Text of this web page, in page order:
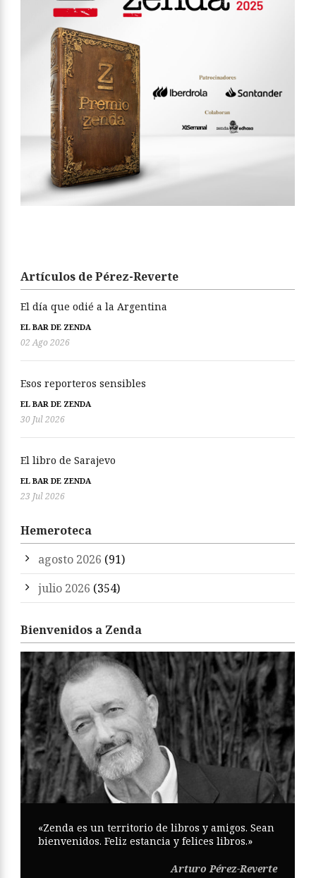
Artículos de Pérez-Reverte
El día que odié a la Argentina
EL BAR DE ZENDA
02 Ago 2026
Esos reporteros sensibles
EL BAR DE ZENDA
30 Jul 2026
El libro de Sarajevo
EL BAR DE ZENDA
23 Jul 2026
Hemeroteca
agosto 2026 (91)
julio 2026 (354)
Bienvenidos a Zenda
«Zenda es un territorio de libros y amigos. Sean
bienvenidos. Feliz estancia y felices libros.»
Arturo Pérez-Reverte